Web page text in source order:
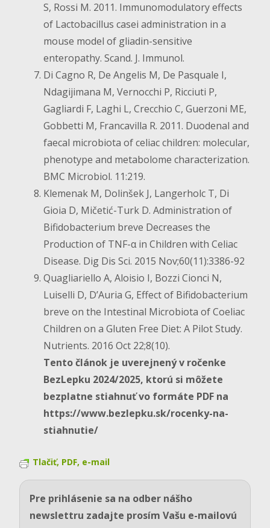
S, Rossi M. 2011. Immunomodulatory effects
of Lactobacillus casei administration in a
mouse model of gliadin-sensitive
enteropathy. Scand. J. Immunol.
Di Cagno R, De Angelis M, De Pasquale I,
Ndagijimana M, Vernocchi P, Ricciuti P,
Gagliardi F, Laghi L, Crecchio C, Guerzoni ME,
Gobbetti M, Francavilla R. 2011. Duodenal and
faecal microbiota of celiac children: molecular,
phenotype and metabolome characterization.
BMC Microbiol. 11:219.
Klemenak M, Dolinšek J, Langerholc T, Di
Gioia D, Mičetić-Turk D. Administration of
Bifidobacterium breve Decreases the
Production of TNF-α in Children with Celiac
Disease. Dig Dis Sci. 2015 Nov;60(11):3386-92
Quagliariello A, Aloisio I, Bozzi Cionci N,
Luiselli D, D’Auria G, Effect of Bifidobacterium
breve on the Intestinal Microbiota of Coeliac
Children on a Gluten Free Diet: A Pilot Study.
Nutrients. 2016 Oct 22;8(10).
Tento článok je uverejnený v ročenke
BezLepku 2024/2025, ktorú si môžete
bezplatne stiahnuť vo formáte PDF na
https://www.bezlepku.sk/rocenky-na-
stiahnutie/
Tlačiť, PDF, e-mail
Pre prihlásenie sa na odber nášho
newslettru zadajte prosím Vašu e-mailovú